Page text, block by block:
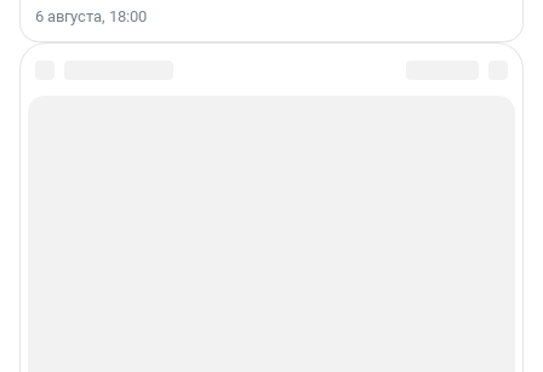
6 августа, 18:00